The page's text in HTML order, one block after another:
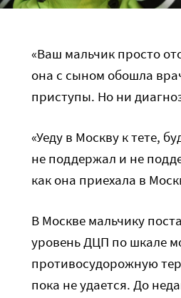
«Ваш мальчик просто
она с сыном обошла
приступы. Но ни
«Уеду в Москву к тете,
не поддержал и не
как она приехала в
В Москве мальчику
уровень ДЦП по шкале
противосудорожную
пока не удается. До